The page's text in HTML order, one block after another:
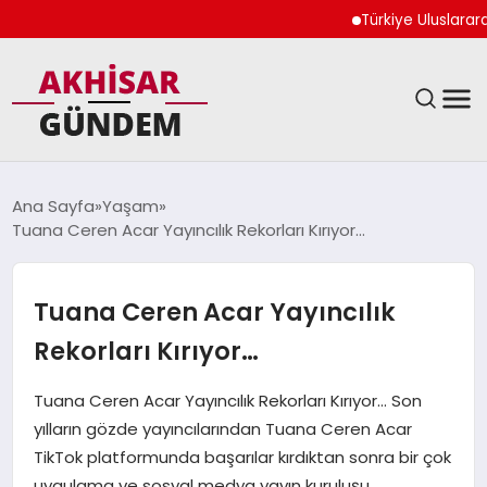
Türkiye Uluslararası
EKONOMI
SPOR
TEKNOLOJI
YAŞAM
Ana Sayfa Yaşam
Tuana Ceren Acar Yayıncılık Rekorları Kırıyor…
Tuana Ceren Acar Yayıncılık
Rekorları Kırıyor…
Tuana Ceren Acar Yayıncılık Rekorları Kırıyor… Son
yılların gözde yayıncılarından Tuana Ceren Acar
TikTok platformunda başarılar kırdıktan sonra bir çok